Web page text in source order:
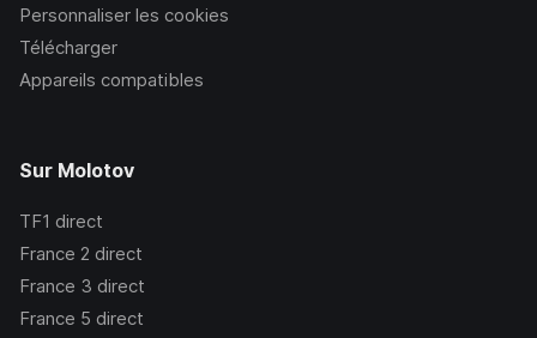
Personnaliser les cookies
Télécharger
Appareils compatibles
Sur Molotov
TF1 direct
France 2 direct
France 3 direct
France 5 direct